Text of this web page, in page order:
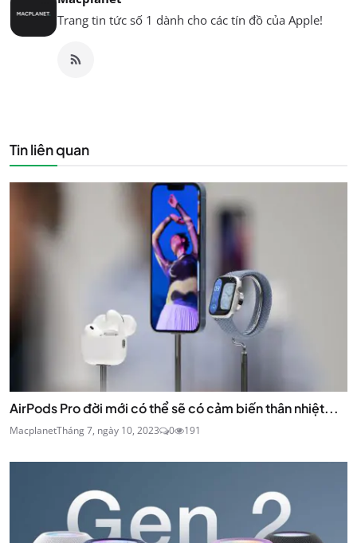
Trang tin tức số 1 dành cho các tín đồ của Apple!
Tin liên quan
AirPods Pro đời mới có thể sẽ có cảm biến thân nhiệt...
MacplanetTháng 7, ngày 10, 2023 0 191